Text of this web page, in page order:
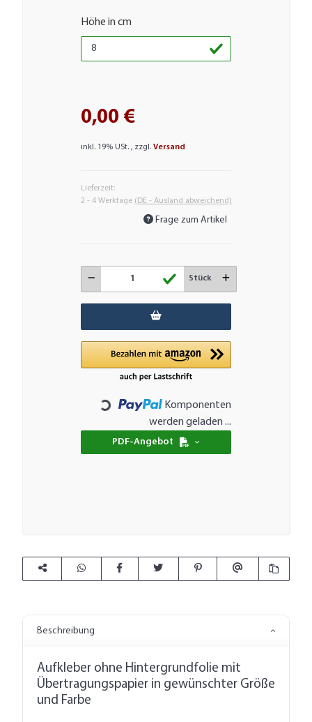
Höhe in cm
0,00 €
inkl. 19% USt. , zzgl. Versand
Lieferzeit:
2 - 4 Werktage (DE - Ausland abweichend)
Frage zum Artikel
Stück
Loading...
Komponenten
werden geladen ...
PDF-Angebot
Beschreibung
Aufkleber ohne Hintergrundfolie mit
Übertragungspapier in gewünschter Größe
und Farbe